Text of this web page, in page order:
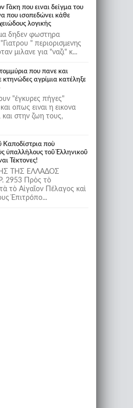
Γάκη που ειναι δείγμα του
που ισοπεδώνει κάθε
λογικής
δηδεν φωστηρα
" περιορισμενης
μιλανε για "ναζι" κ...
που πανε και
αγρίμια κατέληξε
"έγκυρες πήγες"
οπως ειναι η εικονα
και στην ζωη τους,
Καποδίστρια ποὺ
ὑπαλλήλους τοῦ Ἑλληνικοῦ
Τέκτονες!
ΤΗΣ ΕΛΛΑΔΟΣ
2953 Πρὸς τὸ
τὸ Αἰγαῖον Πέλαγος καὶ
Ἐπιτρόπο...